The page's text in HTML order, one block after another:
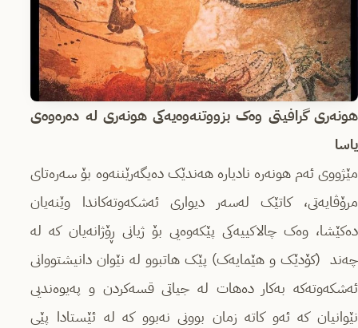
هونەری گرافیتی وەک بزووتنەوەیەکی هونەری لە دەرەوەی
یاسا
مێژووی ئەم هونەرە نادیارە هەندێک دەیگەرێننەوە بۆ سەرەتای
مرۆڤایەتی، کاتێک لەسەر دیواری ئەشکەوتەکاندا وێنەیان
دەکێشا، وەک چالاکییەکی پێکەوەیی بۆ ژیانی ڕۆژانەیان کە لە
چەند (کۆدێک و هێمایەک) پێک هاتبوو لە نێوان دانیشتووانی
ئەشکەوتەکە بەکار دەهات لە جیاتی قسەکردن و پەیوەندیی
نێوانیان کە ئەو کاتە زمان بوونی نەبوو کە لە ئێستادا پێی